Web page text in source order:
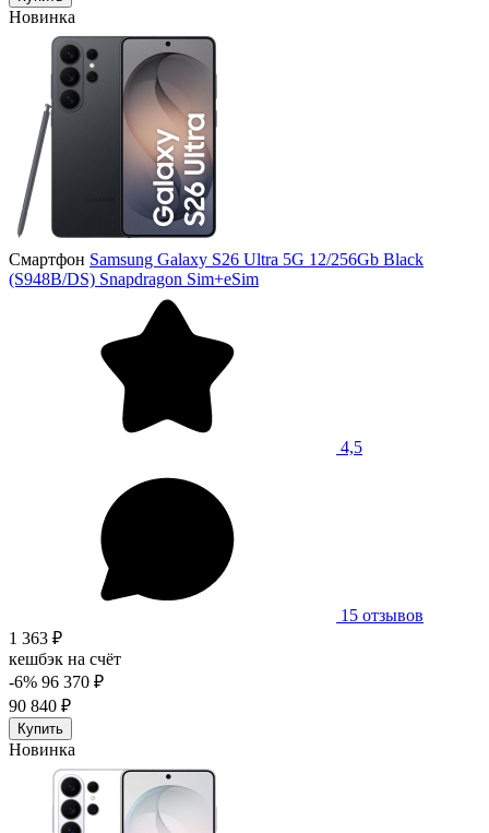
Новинка
Смартфон Samsung Galaxy S26 Ultra 5G 12/256Gb Black
(S948B/DS) Snapdragon Sim+eSim
4,5
15 отзывов
1 363 ₽
кешбэк на счёт
-6% 96 370 ₽
90 840 ₽
Купить
Новинка